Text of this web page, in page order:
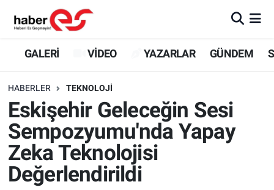
GALERİ VİDEO YAZARLAR GÜNDEM
HABERLER TEKNOLOJİ
Eskişehir Geleceğin Sesi
Sempozyumu'nda Yapay
Zeka Teknolojisi
Değerlendirildi
GALERİ
YAZARLAR
GÜNDEM
SİYASET
Eskişehir Nöbetçi Eczaneler
Eskişehir Trafik Yoğunluk Haritası
Süper Lig Puan Durumu ve Fikstür
Tüm Manşetler